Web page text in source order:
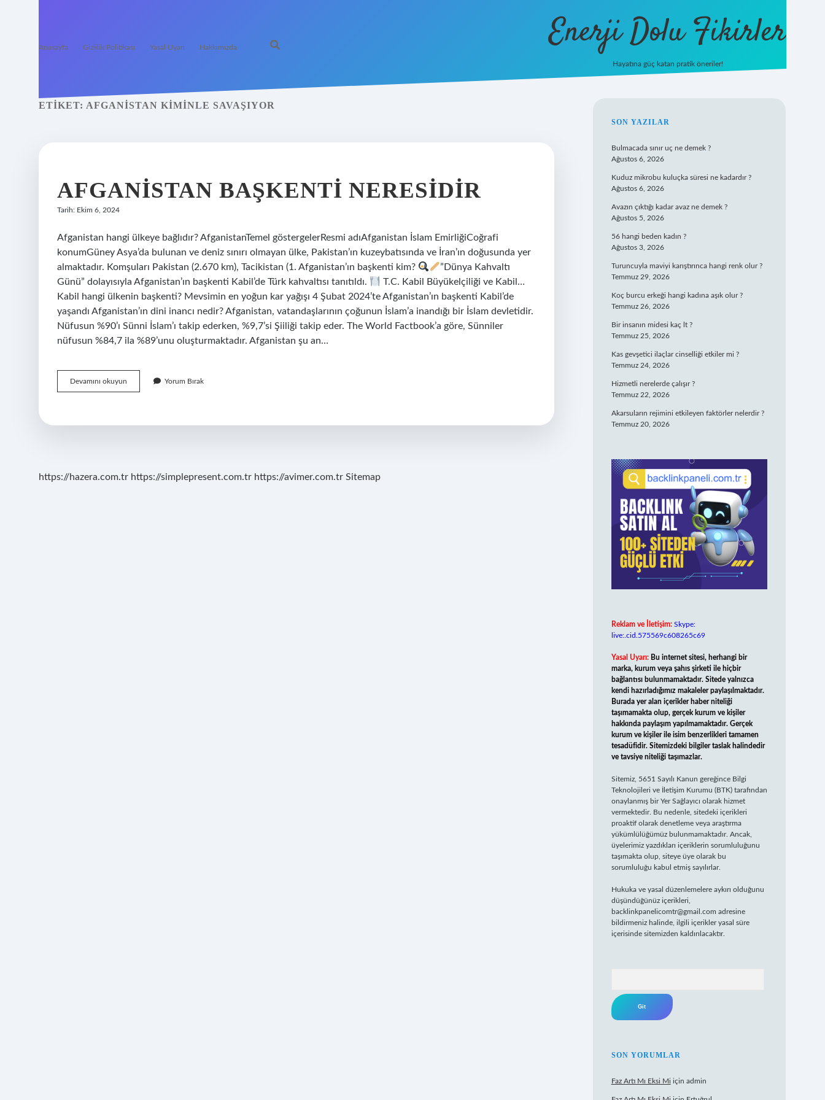
Anasayfa Gizlilik Politikası Yasal Uyarı Hakkımızda Enerji Dolu Fikirler
Hayatına güç katan pratik öneriler!
ETIKET: AFGANISTAN KIMINLE SAVAŞIYOR
AFGANISTAN BAŞKENTI NERESIDIR
Tarih: Ekim 6, 2024
Afganistan hangi ülkeye bağlıdır? AfganistanTemel göstergelerResmi adıAfganistan İslam EmirliğiCoğrafi
konumGüney Asya’da bulunan ve deniz sınırı olmayan ülke, Pakistan’ın kuzeybatısında ve İran’ın doğusunda yer
almaktadır. Komşuları Pakistan (2.670 km), Tacikistan (1. Afganistan’ın başkenti kim?
”Dünya Kahvaltı
Günü” dolayısıyla Afganistan’ın başkenti Kabil’de Türk kahvaltısı tanıtıldı.
T.C. Kabil Büyükelçiliği ve Kabil…
Kabil hangi ülkenin başkenti? Mevsimin en yoğun kar yağışı 4 Şubat 2024’te Afganistan’ın başkenti Kabil’de
yaşandı Afganistan’ın dini inancı nedir? Afganistan, vatandaşlarının çoğunun İslam’a inandığı bir İslam devletidir.
Nüfusun %90’ı Sünni İslam’ı takip ederken, %9,7’si Şiiliği takip eder. The World Factbook’a göre, Sünniler
nüfusun %84,7 ila %89’unu oluşturmaktadır. Afganistan şu an…
Devamını okuyun Afganistan
Başkenti
Yorum Bırak
https://hazera.com.tr https://simplepresent.com.tr https://avimer.com.tr Sitemap
SIDEBAR
SON YAZILAR
Bulmacada sınır uç ne demek ?
Ağustos 6, 2026
Kuduz mikrobu kuluçka süresi ne kadardır ?
Ağustos 6, 2026
Avazın çıktığı kadar avaz ne demek ?
Ağustos 5, 2026
56 hangi beden kadın ?
Ağustos 3, 2026
Turuncuyla maviyi karıştırınca hangi renk olur ?
Temmuz 29, 2026
Koç burcu erkeği hangi kadına aşık olur ?
Temmuz 26, 2026
Bir insanın midesi kaç lt ?
Temmuz 25, 2026
Kas gevşetici ilaçlar cinselliği etkiler mi ?
Temmuz 24, 2026
Hizmetli nerelerde çalışır ?
Temmuz 22, 2026
Akarsuların rejimini etkileyen faktörler nelerdir ?
Temmuz 20, 2026
Reklam ve İletişim: Skype:
live:.cid.575569c608265c69
Yasal Uyarı: Bu internet sitesi, herhangi bir
marka, kurum veya şahıs şirketi ile hiçbir
bağlantısı bulunmamaktadır. Sitede yalnızca
kendi hazırladığımız makaleler paylaşılmaktadır.
Burada yer alan içerikler haber niteliği
taşımamakta olup, gerçek kurum ve kişiler
hakkında paylaşım yapılmamaktadır. Gerçek
kurum ve kişiler ile isim benzerlikleri tamamen
tesadüfidir. Sitemizdeki bilgiler taslak halindedir
ve tavsiye niteliği taşımazlar.
Sitemiz, 5651 Sayılı Kanun gereğince Bilgi
Teknolojileri ve İletişim Kurumu (BTK) tarafından
onaylanmış bir Yer Sağlayıcı olarak hizmet
vermektedir. Bu nedenle, sitedeki içerikleri
proaktif olarak denetleme veya araştırma
yükümlülüğümüz bulunmamaktadır. Ancak,
üyelerimiz yazdıkları içeriklerin sorumluluğunu
taşımakta olup, siteye üye olarak bu
sorumluluğu kabul etmiş sayılırlar.
Hukuka ve yasal düzenlemelere aykırı olduğunu
düşündüğünüz içerikleri,
backlinkpanelicomtr@gmail.com adresine
bildirmeniz halinde, ilgili içerikler yasal süre
içerisinde sitemizden kaldırılacaktır.
SON YORUMLAR
Faz Artı Mı Eksi Mi için admin